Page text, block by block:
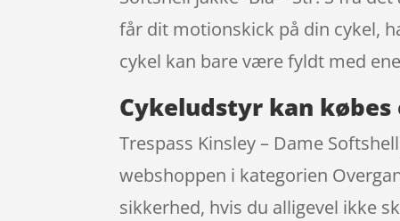
får dit motionskick på din cykel,
cykel kan bare være fyldt med
Cykeludstyr kan
Trespass Kinsley – Dame
webshoppen i kategorien
sikkerhed, hvis du alligevel ikke